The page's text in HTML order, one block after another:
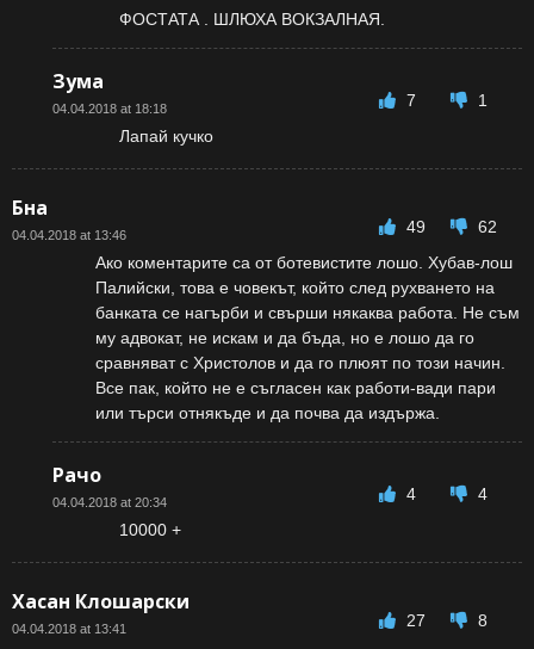
ФОСТАТА . ШЛЮХА ВОКЗАЛНАЯ.
Зумa
04.04.2018 at 18:18 7
1
Лапай кучко
Бна
04.04.2018 at 13:46 49
62
Ако коментарите са от ботевистите лошо. Хубав-лош
Палийски, това е човекът, който след рухването на
банката се нагърби и свърши някаква работа. Не съм
му адвокат, не искам и да бъда, но е лошо да го
сравняват с Христолов и да го плюят по този начин.
Все пак, който не е съгласен как работи-вади пари
или търси отнякъде и да почва да издържа.
Рачо
04.04.2018 at 20:34 4
4
10000 +
Хасан Клошарски
04.04.2018 at 13:41 27
8